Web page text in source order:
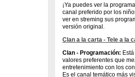
¡Ya puedes ver la
canal preferido por los
ver en streming sus
versión original.
Clan a la carta - Tele a la
Clan - Programación:
valores preferentes que
entretenimiento con los
Es el canal temático más